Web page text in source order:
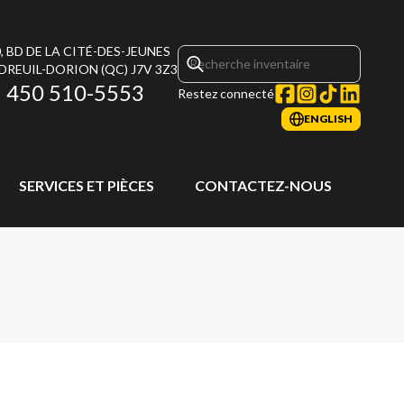
BD DE LA CITÉ-DES-JEUNES
DORION (QC) J7V 3Z3
450 510-5553 Restez connecté
ENGLISH
SERVICES ET PIÈCES CONTACTEZ-NOUS